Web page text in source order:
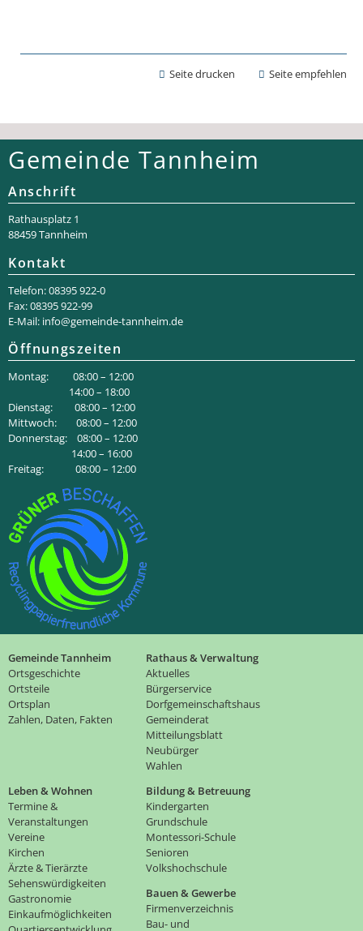
Seite drucken Seite empfehlen
Gemeinde Tannheim
Anschrift
Rathaus­platz 1
88459 Tannheim
Kontakt
Telefon: 08395 922-0
Fax: 08395 922-99
E-Mail: info@gemeinde-tannheim.de
Öffnungszeiten
Montag: 08:00 – 12:00
14:00 – 18:00
Dienstag: 08:00 – 12:00
Mittwoch: 08:00 – 12:00
Donnerstag: 08:00 – 12:00
14:00 – 16:00
Freitag: 08:00 – 12:00
Gemeinde Tannheim
Ortsgeschichte
Ortsteile
Ortsplan
Zahlen, Daten, Fakten
Rathaus & Verwaltung
Aktuelles
Bürgerservice
Dorfgemeinschaftshaus
Gemeinderat
Mitteilungsblatt
Neubürger
Wahlen
Leben & Wohnen
Termine &
Veranstaltungen
Vereine
Kirchen
Ärzte & Tierärzte
Sehenswürdigkeiten
Gastronomie
Einkaufmöglichkeiten
Bildung & Betreuung
Kindergarten
Grundschule
Montessori-Schule
Senioren
Volkshochschule
Bauen & Gewerbe
Firmenverzeichnis
Bau- und